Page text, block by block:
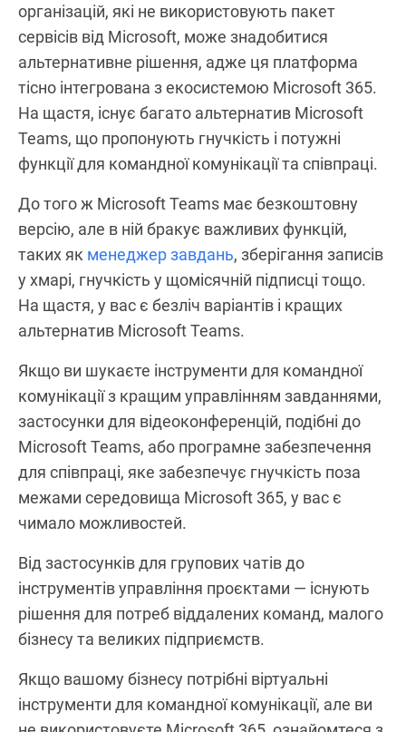
організацій, які не використовують пакет
сервісів від Microsoft, може знадобитися
альтернативне рішення, адже ця платформа
тісно інтегрована з екосистемою Microsoft 365.
На щастя, існує багато альтернатив Microsoft
Teams, що пропонують гнучкість і потужні
функції для командної комунікації та співпраці.
До того ж Microsoft Teams має безкоштовну
версію, але в ній бракує важливих функцій,
таких як менеджер завдань, зберігання записів
у хмарі, гнучкість у щомісячній підписці тощо.
На щастя, у вас є безліч варіантів і кращих
альтернатив Microsoft Teams.
Якщо ви шукаєте інструменти для командної
комунікації з кращим управлінням завданнями,
застосунки для відеоконференцій, подібні до
Microsoft Teams, або програмне забезпечення
для співпраці, яке забезпечує гнучкість поза
межами середовища Microsoft 365, у вас є
чимало можливостей.
Від застосунків для групових чатів до
інструментів управління проєктами — існують
рішення для потреб віддалених команд, малого
бізнесу та великих підприємств.
Якщо вашому бізнесу потрібні віртуальні
інструменти для командної комунікації, але ви